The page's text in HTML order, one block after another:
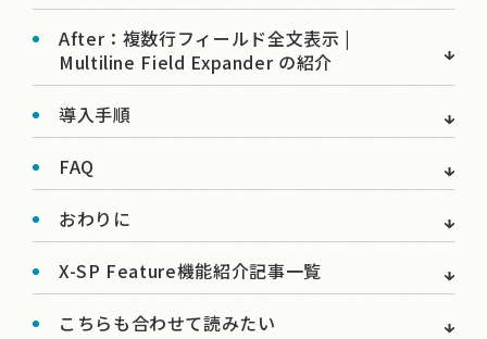
After：複数行フィールド全文表示 |
Multiline Field Expander の紹介
導入手順
FAQ
おわりに
X-SP Feature機能紹介記事一覧
こちらも合わせて読みたい